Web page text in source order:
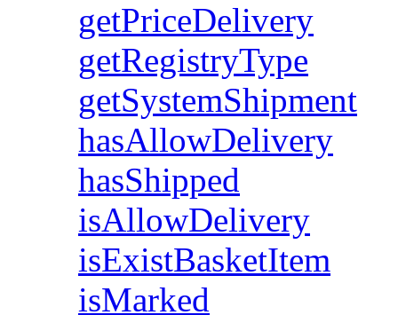
getPriceDelivery
getRegistryType
getSystemShipment
hasAllowDelivery
hasShipped
isAllowDelivery
isExistBasketItem
isMarked